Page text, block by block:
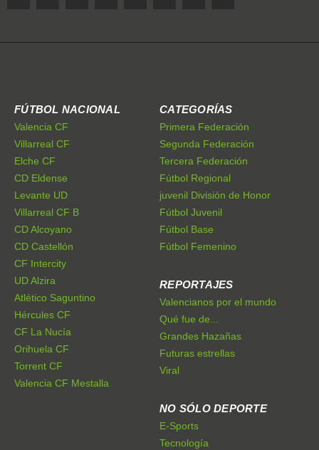
FÚTBOL NACIONAL
Valencia CF
Villarreal CF
Elche CF
CD Eldense
Levante UD
Villarreal CF B
CD Alcoyano
CD Castellón
CF Intercity
UD Alzira
Atlético Saguntino
Hércules CF
CF La Nucía
Orihuela CF
Torrent CF
Valencia CF Mestalla
CATEGORÍAS
Primera Federación
Segunda Federación
Tercera Federación
Fútbol Regional
juvenil División de Honor
Fútbol Juvenil
Fútbol Base
Fútbol Femenino
REPORTAJES
Valencianos por el mundo
Qué fue de...
Grandes Hazañas
Futuras estrellas
Viral
NO SÓLO DEPORTE
E-Sports
Tecnología